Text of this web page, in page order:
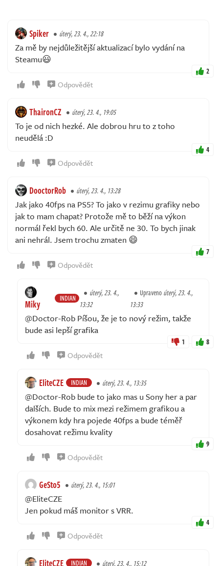
Spiker úterý, 23. 4., 22:18
Za mě by nejdůležitější aktualizací bylo vydání na
Steamu😃
2
Odpovědět
ThaironCZ úterý, 23. 4., 19:05
To je od nich hezké. Ale dobrou hru to z toho
neudělá :D
4
Odpovědět
DooctorRob úterý, 23. 4., 13:28
Jak jako 40fps na PS5? To jako v rezimu grafiky nebo
jak to mam chapat? Protože mě to běží na výkon
normál řekl bych 60. Ale určitě ne 30. To bych jinak
ani nehrál. Jsem trochu zmaten 😄
7
Odpovědět
Miky INDIAN
úterý, 23. 4.,
13:32
Upravenoúterý, 23. 4.,
13:33
@Doctor-Rob Píšou, že je to nový režim, takže
bude asi lepší grafika
1 8
Odpovědět
EliteCZE INDIAN úterý, 23. 4., 13:35
@Doctor-Rob bude to jako mas u Sony her a par
dalších. Bude to mix mezi režimem grafikou a
výkonem kdy hra pojede 40fps a bude téměř
dosahovat režimu kvality
9
Odpovědět
GeSto5 úterý, 23. 4., 15:01
@EliteCZE
Jen pokud máš monitor s VRR.
4
Odpovědět
EliteCZE INDIAN úterý, 23. 4., 15:12